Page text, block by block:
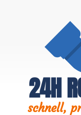
24H
schnell,